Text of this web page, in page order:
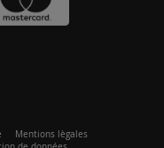
Mentions lègales